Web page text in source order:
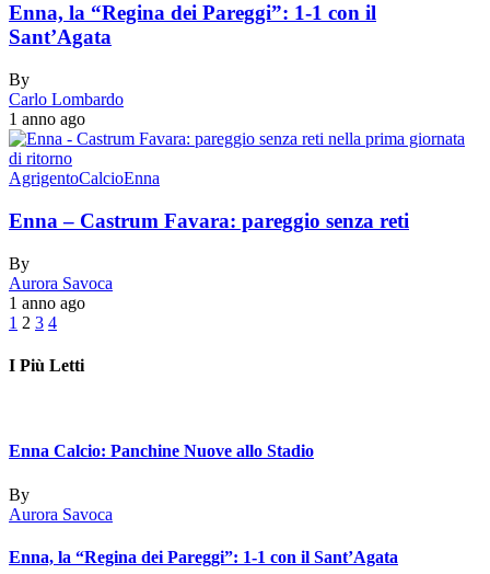
Enna, la “Regina dei Pareggi”: 1-1 con il
Sant’Agata
By
Carlo Lombardo
1 anno ago
AgrigentoCalcioEnna
Enna – Castrum Favara: pareggio senza reti
By
Aurora Savoca
1 anno ago
1 2 3 4
I Più Letti
Enna Calcio: Panchine Nuove allo Stadio
By
Aurora Savoca
Enna, la “Regina dei Pareggi”: 1-1 con il Sant’Agata